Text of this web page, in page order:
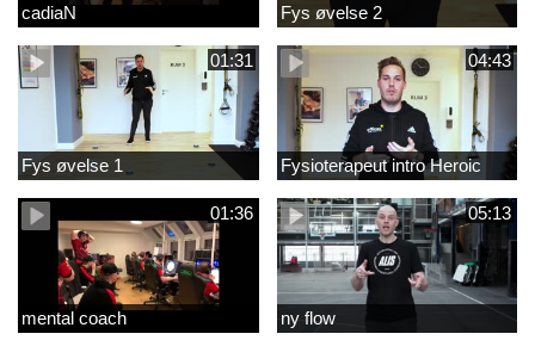
cadiaN Fys øvelse 2
01:31
Fys øvelse 1
04:43
Fysioterapeut intro Heroic
01:36
mental coach
05:13
ny flow